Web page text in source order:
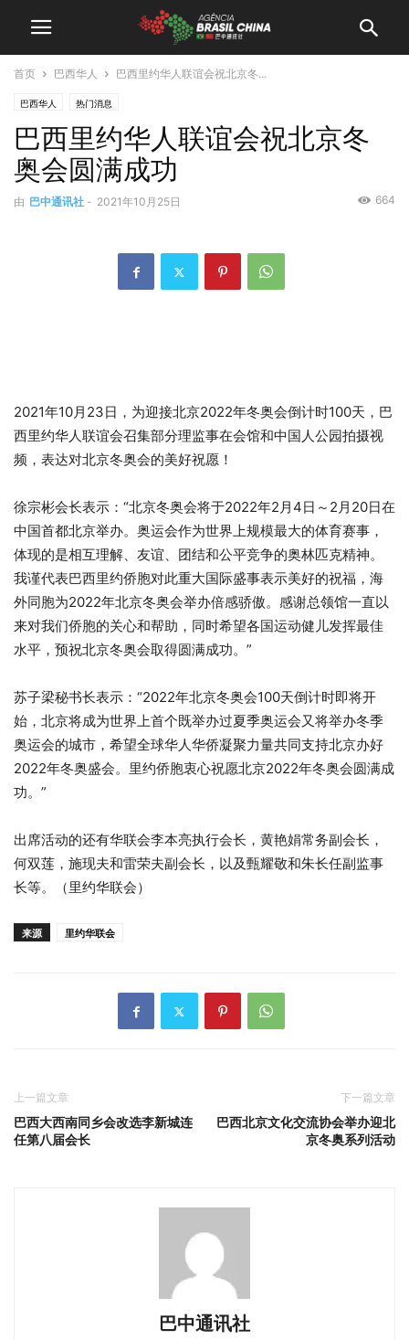
首页 巴西华人 巴西里约华人联谊会祝北京冬...
巴西华人 热门消息
巴西里约华人联谊会祝北京冬
奥会圆满成功
由 巴中通讯社 - 2021年10月25日 664
2021年10月23日，为迎接北京2022年冬奥会倒计时100天，巴
西里约华人联谊会召集部分理监事在会馆和中国人公园拍摄视
频，表达对北京冬奥会的美好祝愿！
徐宗彬会长表示：“北京冬奥会将于2022年2月4日～2月20日在
中国首都北京举办。奥运会作为世界上规模最大的体育赛事，
体现的是相互理解、友谊、团结和公平竞争的奥林匹克精神。
我谨代表巴西里约侨胞对此重大国际盛事表示美好的祝福，海
外同胞为2022年北京冬奥会举办倍感骄傲。感谢总领馆一直以
来对我们侨胞的关心和帮助，同时希望各国运动健儿发挥最佳
水平，预祝北京冬奥会取得圆满成功。”
苏子梁秘书长表示：“2022年北京冬奥会100天倒计时即将开
始，北京将成为世界上首个既举办过夏季奥运会又将举办冬季
奥运会的城市，希望全球华人华侨凝聚力量共同支持北京办好
2022年冬奥盛会。里约侨胞衷心祝愿北京2022年冬奥会圆满成
功。”
出席活动的还有华联会李本亮执行会长，黄艳娟常务副会长，
何双莲，施现夫和雷荣夫副会长，以及甄耀敬和朱长任副监事
长等。（里约华联会）
来源 里约华联会
上一篇文章
巴西大西南同乡会改选李新城连
任第八届会长
下一篇文章
巴西北京文化交流协会举办迎北
京冬奥系列活动
巴中通讯社